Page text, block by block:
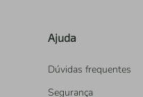
Ajuda
Dúvidas frequentes
Segurança